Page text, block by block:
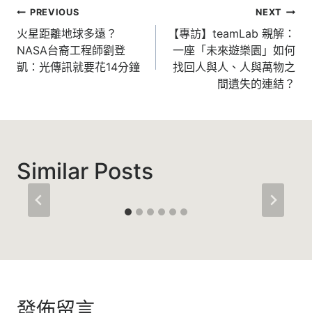
文
章
導
PREVIOUS
火星距離地球多遠？
NASA台裔工程師劉登
凱：光傳訊就要花14分鐘
NEXT
【專訪】teamLab 親解：
一座「未來遊樂園」如何
找回人與人、人與萬物之
間遺失的連結？
Similar Posts